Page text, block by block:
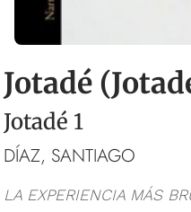
Jotadé
Jotadé 1
DÍAZ, SANTIAGO
LA EXPERIENCIA MÁS